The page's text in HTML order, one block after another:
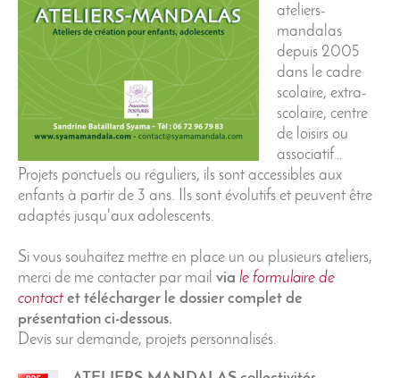
ateliers-
mandalas
depuis 2005
dans le cadre
scolaire, extra-
scolaire, centre
de loisirs ou
associatif…
Projets ponctuels ou réguliers, ils sont accessibles aux
enfants à partir de 3 ans. Ils sont évolutifs et peuvent être
adaptés jusqu'aux adolescents.
Si vous souhaitez mettre en place un ou plusieurs ateliers,
merci de me contacter par mail via le formulaire de
contact et télécharger le dossier complet de
présentation ci-dessous.
Devis sur demande, projets personnalisés.